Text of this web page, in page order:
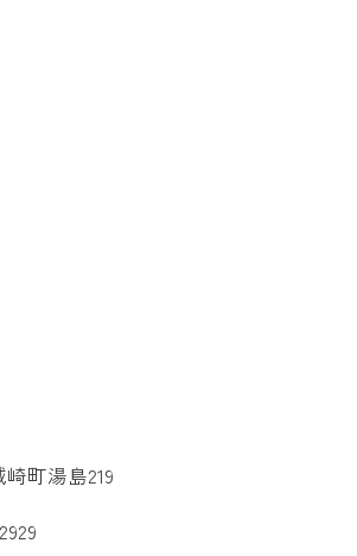
崎町湯島219